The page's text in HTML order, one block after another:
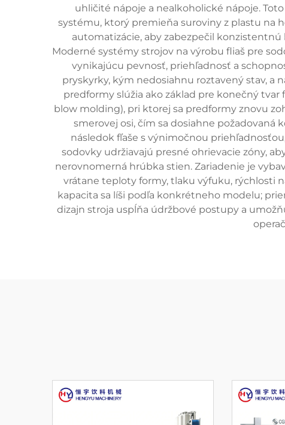
uhličité nápoje a nealkoholické nápoje.
systému, ktorý premieňa suroviny z plastu na
automatizácie, aby zabezpečil
Moderné systémy strojov na výrobu fliaš pre
vynikajúcu pevnosť, priehľadnosť a
pryskyrky, kým nedosiahnu roztavený stav,
predformy slúžia ako základ pre konečný
blow molding), pri ktorej sa predformy znovu
smerovej osi, čím sa dosiahne požadovaná
následok fľaše s výnimočnou
sodovky udržiavajú presné ohrievacie zóny,
nerovnomerná hrúbka stien. Zariadenie je
vrátane teploty formy, tlaku výfuku, rýchlosti
kapacita sa líši podľa konkrétneho modelu;
dizajn stroja uspĺňa údržbové postupy a